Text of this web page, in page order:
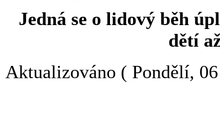
Jedná se o lidový běh
dětí
Aktualizováno ( Pondělí,